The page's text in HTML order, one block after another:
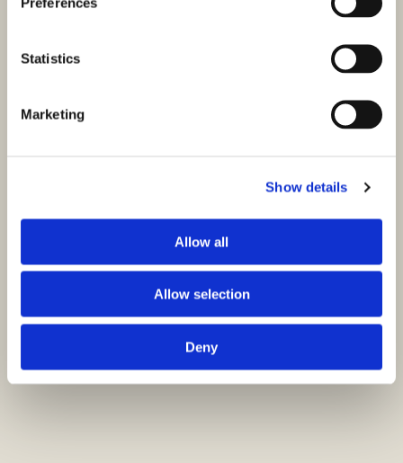
Statistics
Marketing
Show details
Allow all
Allow selection
Deny